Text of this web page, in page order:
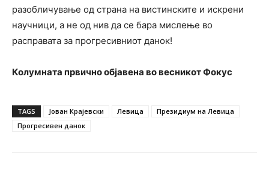
разобличување од страна на вистинските и искрени
научници, а не од нив да се бара мислење во
расправата за прогресивниот данок!
Колумната првично објавена во весникот Фокус
TAGS Јован Крајевски Левица
Президиум на Левица
Прогресивен данок